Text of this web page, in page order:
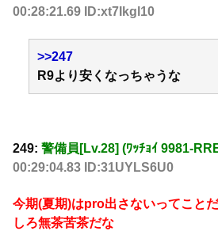
00:28:21.69 ID:xt7Ikgl10
>>247
R9より安くなっちゃうな
249: 警備員[Lv.28] (ﾜｯﾁｮｲ 9981-
00:29:04.83 ID:31UYLS6U0
今期(夏期)はpro出さないってこと
しろ無茶苦茶だな